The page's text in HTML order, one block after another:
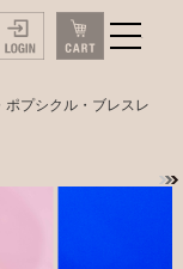
ポプシクル・ブレスレ